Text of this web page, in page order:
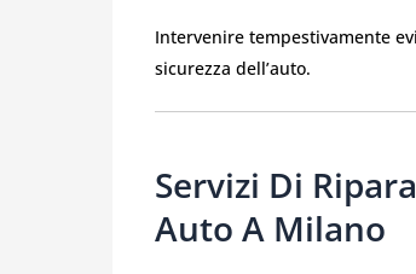
Intervenire tempestivamente
sicurezza dell’auto.
Servizi Di
Auto A Milano